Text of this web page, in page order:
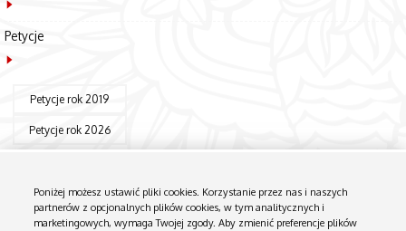
Petycje
Petycje rok 2019
Petycje rok 2026
Poniżej możesz ustawić pliki cookies. Korzystanie przez nas i naszych
partnerów z opcjonalnych plików cookies, w tym analitycznych i
marketingowych, wymaga Twojej zgody. Aby zmienić preferencje plików